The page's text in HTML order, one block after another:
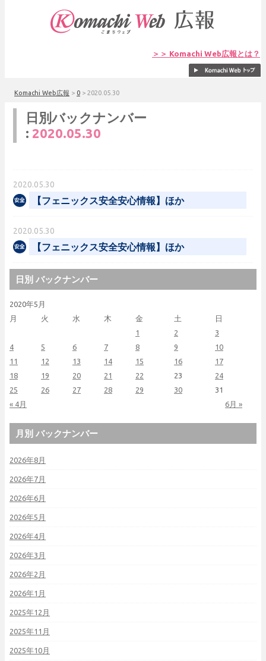
＞＞ Komachi Web広報とは？
Komachi Web広報 > 0 > 2020.05.30
日別バックナンバー
: 2020.05.30
2020.05.30
【フェニックス安全安心情報】ほか
2020.05.30
【フェニックス安全安心情報】ほか
日別 バックナンバー
2020年5月
月
火 水 木 金 土 日
« 4月 6月 »
1 2
3
4
5 6 7 8 9
10
11
12 13 14 15 16
17
18
19 20 21 22 23
24
25
26 27 28 29 30 31
月別 バックナンバー
2026年8月
2026年7月
2026年6月
2026年5月
2026年4月
2026年3月
2026年2月
2026年1月
2025年12月
2025年11月
2025年10月